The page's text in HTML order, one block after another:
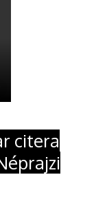
citera